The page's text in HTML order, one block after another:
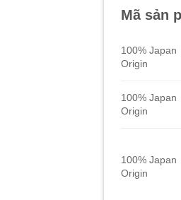
Mã sản
100% Japan
Origin
100% Japan
Origin
100% Japan
Origin